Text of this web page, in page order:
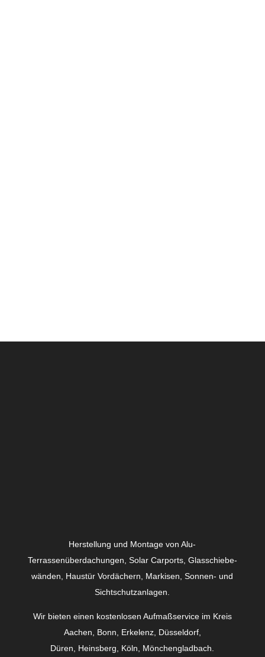
Herstellung und Montage von Alu-
Terrassenüberdachungen, Solar Carports, Glas­schiebe­
wänden, Haustür Vordächern, Markisen, Sonnen- und
Sichtschutzanlagen.
Wir bieten einen kostenlosen Aufmaßservice im Kreis
Aachen, Bonn, Erkelenz, Düsseldorf,
Düren, Heinsberg, Köln, Mönchengladbach.